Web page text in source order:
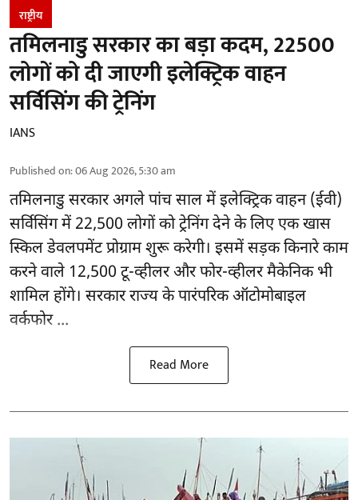
राष्ट्रीय
तमिलनाडु सरकार का बड़ा कदम, 22500
लोगों को दी जाएगी इलेक्ट्रिक वाहन
सर्विसिंग की ट्रेनिंग
IANS
Published on:06 Aug 2026, 5:30 am
तमिलनाडु सरकारअगले पांच साल में इलेक्ट्रिक वाहन (ईवी)
सर्विसिंग में 22,500 लोगों को ट्रेनिंग देने के लिए एक खास
स्किल डेवलपमेंट प्रोग्राम शुरू करेगी। इसमें सड़क किनारे काम
करने वाले 12,500 टू-व्हीलर और फोर-व्हीलर मैकेनिक भी
शामिल होंगे। सरकार राज्य के पारंपरिक ऑटोमोबाइल
वर्कफोर ...
Read More